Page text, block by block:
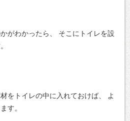
がわかったら、
そこにトイレを設
をトイレの中に入れておけば、
よ
す。